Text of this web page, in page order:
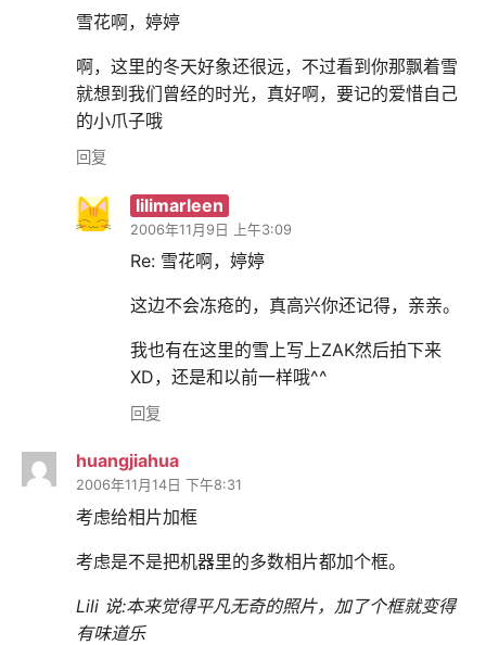
雪花啊，婷婷
啊，这里的冬天好象还很远，不过看到你那飘着雪
就想到我们曾经的时光，真好啊，要记的爱惜自己
的小爪子哦
回复
lilimarleen
2006年11月9日 上午3:09
Re: 雪花啊，婷婷
这边不会冻疮的，真高兴你还记得，亲亲。
我也有在这里的雪上写上ZAK然后拍下来
XD，还是和以前一样哦^^
回复
huangjiahua
2006年11月14日 下午8:31
考虑给相片加框
考虑是不是把机器里的多数相片都加个框。
Lili 说:本来觉得平凡无奇的照片，加了个框就变得
有味道乐